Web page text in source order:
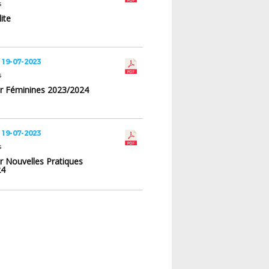
07-2023
Féminines 2023/2024
07-2023
Nouvelles Pratiques